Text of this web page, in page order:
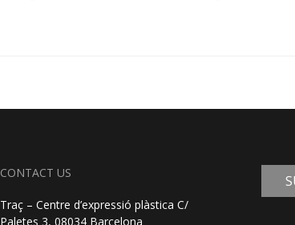
CONTACT US
Traç – Centre d’expressió plàstica C/
Paletes 3, 08034 Barcelona